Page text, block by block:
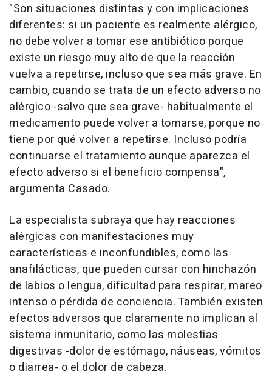
"Son situaciones distintas y con implicaciones
diferentes: si un paciente es realmente alérgico,
no debe volver a tomar ese antibiótico porque
existe un riesgo muy alto de que la reacción
vuelva a repetirse, incluso que sea más grave. En
cambio, cuando se trata de un efecto adverso no
alérgico -salvo que sea grave- habitualmente el
medicamento puede volver a tomarse, porque no
tiene por qué volver a repetirse. Incluso podría
continuarse el tratamiento aunque aparezca el
efecto adverso si el beneficio compensa",
argumenta Casado.
La especialista subraya que hay reacciones
alérgicas con manifestaciones muy
características e inconfundibles, como las
anafilácticas, que pueden cursar con hinchazón
de labios o lengua, dificultad para respirar, mareo
intenso o pérdida de conciencia. También existen
efectos adversos que claramente no implican al
sistema inmunitario, como las molestias
digestivas -dolor de estómago, náuseas, vómitos
o diarrea- o el dolor de cabeza.